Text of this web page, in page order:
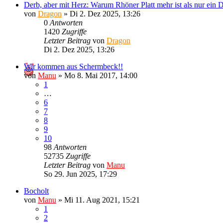
Derb, aber mit Herz: Warum Rhöner Platt mehr ist als nur ein
von Dragon » Di 2. Dez 2025, 13:26
0 Antworten
1420 Zugriffe
Letzter Beitrag von Dragon
Di 2. Dez 2025, 13:26
Wir kommen aus Schermbeck!!
von Manu » Mo 8. Mai 2017, 14:00
1
…
6
7
8
9
10
98 Antworten
52735 Zugriffe
Letzter Beitrag von Manu
So 29. Jun 2025, 17:29
Bocholt
von Manu » Mi 11. Aug 2021, 15:21
1
2